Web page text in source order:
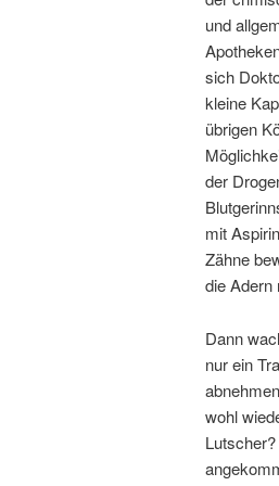
und
sich
kleine
übrigen
der
mit
Zähne
die Adern
Dann
nur ein
wohl